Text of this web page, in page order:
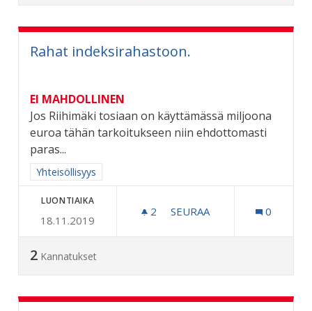
Rahat indeksirahastoon.
EI MAHDOLLINEN
Jos Riihimäki tosiaan on käyttämässä miljoona
euroa tähän tarkoitukseen niin ehdottomasti
paras...
Rajaa tulokset aihepiirin mukaan: Yhteisöllisyys
Yhteisöllisyys
LUONTIAIKA
18.11.2019
2 2 SEURAAJAA
SEURAA 0
2 Kannatukset